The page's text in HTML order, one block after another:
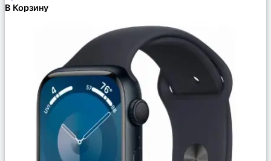
В Корзину